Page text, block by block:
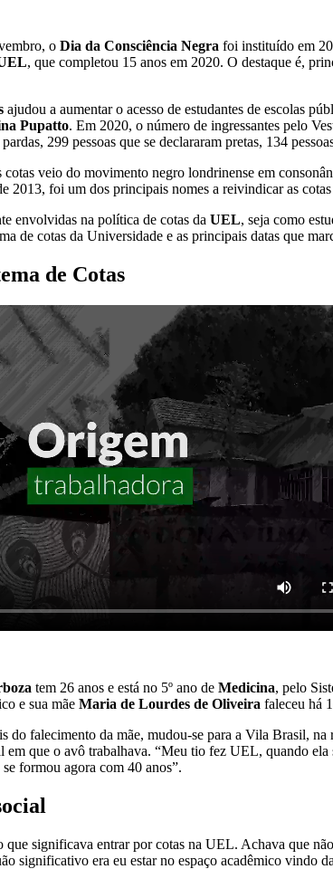
o Dia da Consciência Negra foi instituído em
, que completou 15 anos em 2020. O destaque é,
ajudou a aumentar o acesso de estudantes de escolas
Pupatto. Em 2020, o número de ingressantes pelo
299 pessoas que se declararam pretas, 134
cotas veio do movimento negro londrinense em
2013, foi um dos principais nomes a reivindicar as cotas
envolvidas na política de cotas da UEL, seja como
de cotas da Universidade e as principais datas que
de Cotas
tem 26 anos e está no 5º ano de Medicina, pelo
e sua mãe Maria de Lourdes de Oliveira faleceu há
do falecimento da mãe, mudou-se para a Vila Brasil,
em que o avô trabalhava. “Meu tio fez UEL, quando
formou agora com 40 anos”.
que significava entrar por cotas na UEL. Achava que
significativo era eu estar no espaço acadêmico vindo